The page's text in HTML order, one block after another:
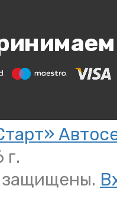
г.
защищены.